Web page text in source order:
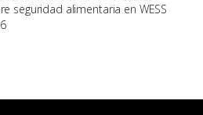
seguridad alimentaria en WESS